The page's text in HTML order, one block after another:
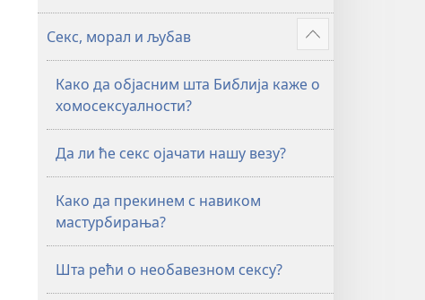
Секс, морал и љубав Више
Како да објасним шта Библија каже о
хомосексуалности?
Да ли ће секс ојачати нашу везу?
Како да прекинем с навиком
мастурбирања?
Шта рећи о необавезном сексу?